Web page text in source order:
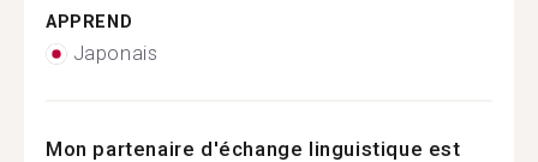
APPREND
Japonais
Mon partenaire d'échange linguistique est